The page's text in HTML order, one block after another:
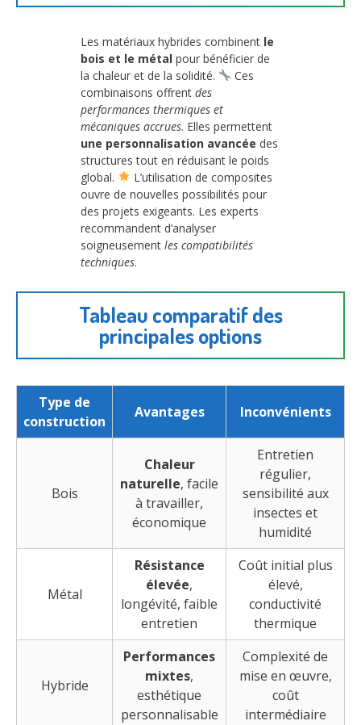
Les matériaux hybrides combinent le
bois et le métal pour bénéficier de
la chaleur et de la solidité.
Ces
combinaisons offrent des
performances thermiques et
mécaniques accrues. Elles permettent
une personnalisation avancée des
structures tout en réduisant le poids
global.
L’utilisation de composites
ouvre de nouvelles possibilités pour
des projets exigeants. Les experts
recommandent d’analyser
soigneusement les compatibilités
techniques.
Tableau comparatif des
principales options
Type de
construction
Avantages Inconvénients
Bois
Chaleur
naturelle, facile
à travailler,
économique
Entretien
régulier,
sensibilité aux
insectes et
humidité
Métal
Résistance
élevée,
longévité, faible
entretien
Coût initial plus
élevé,
conductivité
thermique
Hybride
Performances
mixtes,
esthétique
personnalisable
Complexité de
mise en œuvre,
coût
intermédiaire